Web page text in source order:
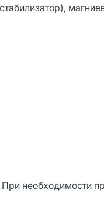
При необходимости